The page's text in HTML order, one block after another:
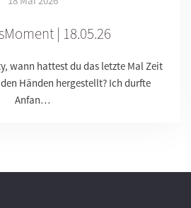
| 18.05.26
wann hattest du das letzte Mal Zeit
Händen hergestellt? Ich durfte
Anfan…